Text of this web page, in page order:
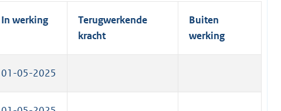
)
l
i
n
In werking
Terugwerkende
kracht
Buiten
werking
01-05-2025